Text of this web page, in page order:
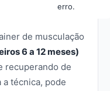
erro.
de musculação
6 a 12 meses)
recuperando de
a técnica, pode